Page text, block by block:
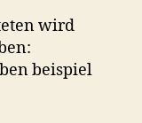
wird
beispiel